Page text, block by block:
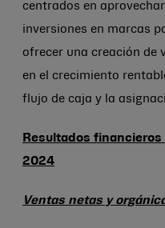
centrados en
inversiones en marcas
ofrecer una creación de
en el crecimiento
flujo de caja y la
Resultados
2024
Ventas netas y